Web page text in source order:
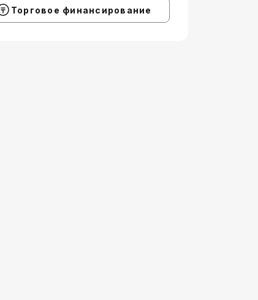
Торговое финансирование